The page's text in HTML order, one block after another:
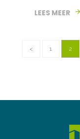
LEES MEER
< 1 2